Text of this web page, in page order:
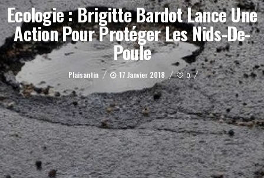
Ecologie : Brigitte Bardot Lance Une
Action Pour Protéger Les Nids-De-
Poule
Plaisantin 17 Janvier 2018 0